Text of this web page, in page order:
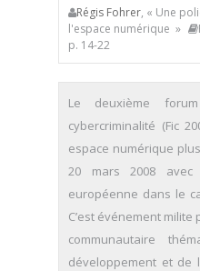
Régis Fohrer, « Une
l'espace numérique »
p. 14-22
Le deuxième
cybercriminalité (Fic
espace numérique
20 mars 2008
européenne dans le
C’est événement
communautaire
développement et de